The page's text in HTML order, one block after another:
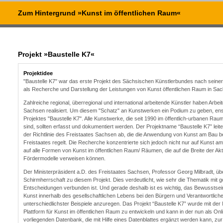
Zum Hintergrund »Kunst im öffentlichen Raum«
Projekt »Baustelle K7«
Projektidee
"Baustelle K7" war das erste Projekt des Sächsischen Künstlerbundes nach
als Recherche und Darstellung der Leistungen von Kunst öffentlichen Raum in
Zahlreiche regional, überregional und international arbeitende Künstler haben
Sachsen realisiert. Um diesem "Schatz" an Kunstwerken ein Podium zu geben,
Projektes "Baustelle K7". Alle Kunstwerke, die seit 1990 im öffentlich-urbanen
sind, sollten erfasst und dokumentiert werden. Der Projektname “Baustelle K7”
der Richtlinie des Freistaates Sachsen ab, die die Anwendung von Kunst am Bau
Freistaates regelt. Die Recherche konzentrierte sich jedoch nicht nur auf Kunst
auf alle Formen von Kunst im öffentlichen Raum/ Räumen, die auf die Breite der
Fördermodelle verweisen können.
Der Ministerpräsident a.D. des Freistaates Sachsen, Professor Georg Milbradt,
Schirmherrschaft zu diesem Projekt. Dies verdeutlicht, wie sehr die Thematik mit
Entscheidungen verbunden ist. Und gerade deshalb ist es wichtig, das
Kunst innerhalb des gesellschaftlichen Lebens bei den Bürgern und
unterschiedlichster Beispiele anzuregen. Das Projekt “Baustelle K7” wurde mit der
Plattform für Kunst im öffentlichen Raum zu entwickeln und kann in der nun als
vorliegenden Datenbank, die mit Hilfe eines Datenblattes ergänzt werden kann,